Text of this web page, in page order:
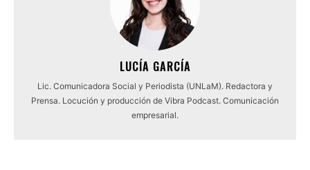
LUCÍA GARCÍA
Lic. Comunicadora Social y Periodista (UNLaM). Redactora y
Prensa. Locución y producción de Vibra Podcast. Comunicación
empresarial.